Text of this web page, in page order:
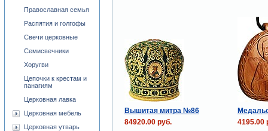
Вышитая митра №86
84920.00 руб.
4195.00
Православная семья
Распятия и голгофы
Свечи церковные
Семисвечники
Хоругви
Цепочки к крестам и
панагиям
Церковная лавка
Церковная мебель
Церковная утварь